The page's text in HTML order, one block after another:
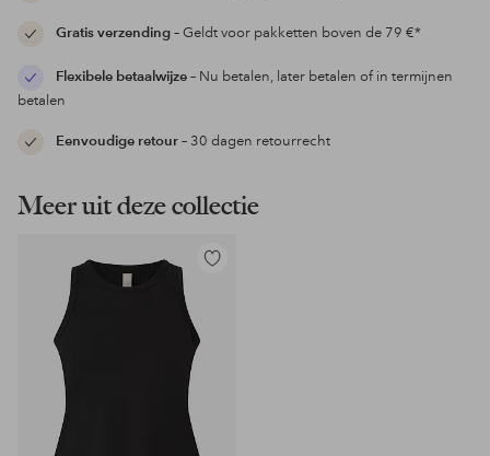
Gratis verzending– Geldt voor pakketten boven de 79 €*
Flexibele betaalwijze– Nu betalen, later betalen of in termijnen
betalen
Eenvoudige retour– 30 dagen retourrecht
Meer uit deze collectie
Toevoegen